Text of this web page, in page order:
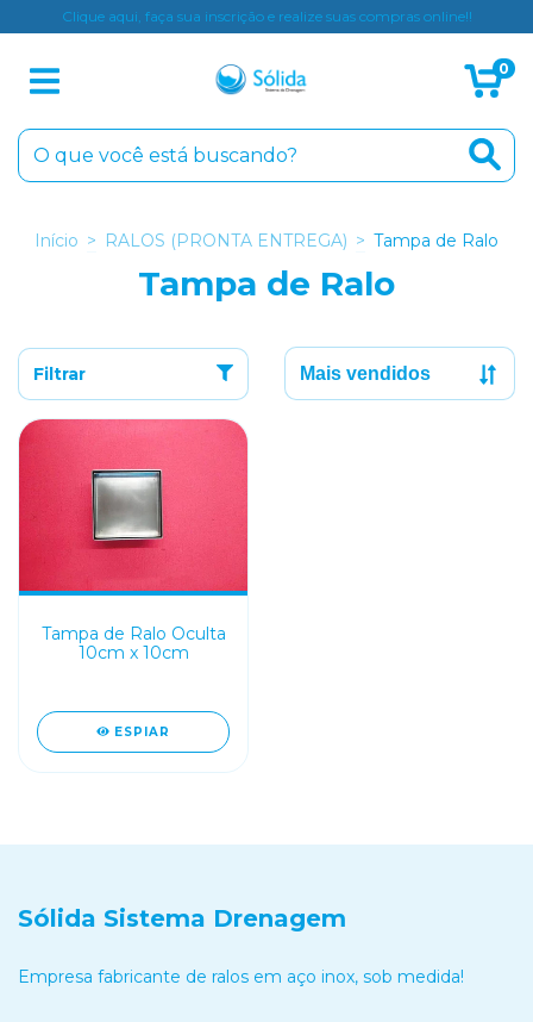
Clique aqui, faça sua inscrição e realize suas compras online!!
0
Início > RALOS (PRONTA ENTREGA) > Tampa de Ralo
Tampa de Ralo
Filtrar
Tampa de Ralo Oculta
10cm x 10cm
ESPIAR
Sólida Sistema Drenagem
Empresa fabricante de ralos em aço inox, sob medida!